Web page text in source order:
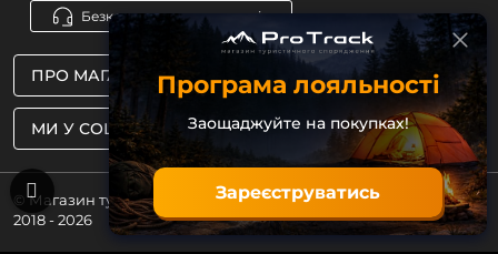
МИ У СОЦМЕРЕЖАХ
ПРО МАГАЗИН
Безкоштовна консультація
© Магазин туристичного спорядження ProTrack
2018 - 2026
Програма лояльності
Заощаджуйте на покупках!
Зареєструватись